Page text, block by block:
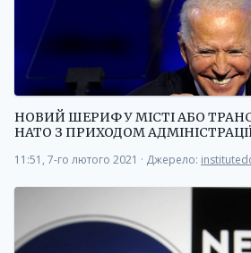
НОВИЙ ШЕРИФ У МІСТІ АБО
НАТО З ПРИХОДОМ
11:51, 7-го лютого 2021 · Джерело: